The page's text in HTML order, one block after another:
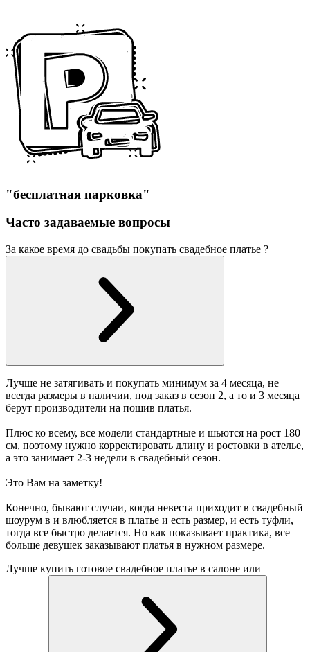
"бесплатная парковка"
Часто задаваемые вопросы
За какое время до свадьбы покупать свадебное платье ?
Лучше не затягивать и покупать минимум за 4 месяца, не
всегда размеры в наличии, под заказ в сезон 2, а то и 3 месяца
берут производители на пошив платья.
Плюс ко всему, все модели стандартные и шьются на рост 180
см, поэтому нужно корректировать длину и ростовки в ателье,
а это занимает 2-3 недели в свадебный сезон.
Это Вам на заметку!
Конечно, бывают случаи, когда невеста приходит в свадебный
шоурум в и влюбляется в платье и есть размер, и есть туфли,
тогда все быстро делается. Но как показывает практика, все
больше девушек заказывают платья в нужном размере.
Лучше купить готовое свадебное платье в салоне или